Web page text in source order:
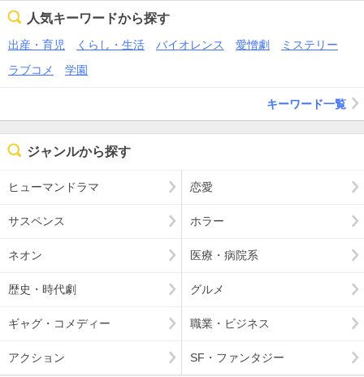
人気キーワードから探す
出産・育児 くらし・生活 バイオレンス 愛憎劇
ミステリー
ラブコメ
学園
キーワード一覧
ジャンルから探す
ヒューマンドラマ 恋愛
サスペンス ホラー
ネオン 医療・病院系
歴史・時代劇 グルメ
ギャグ・コメディー 職業・ビジネス
アクション SF・ファンタジー